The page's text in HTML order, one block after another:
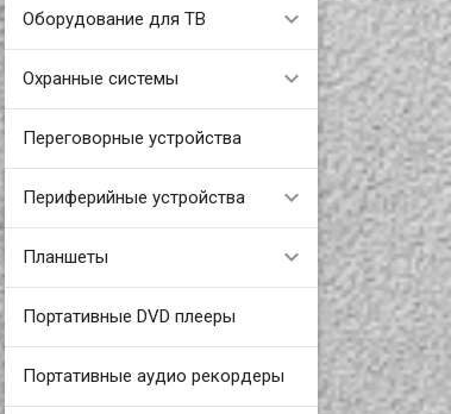
Оборудование для ТВ
Охранные системы
Переговорные устройства
Периферийные устройства
Планшеты
Портативные DVD плееры
Портативные аудио рекордеры